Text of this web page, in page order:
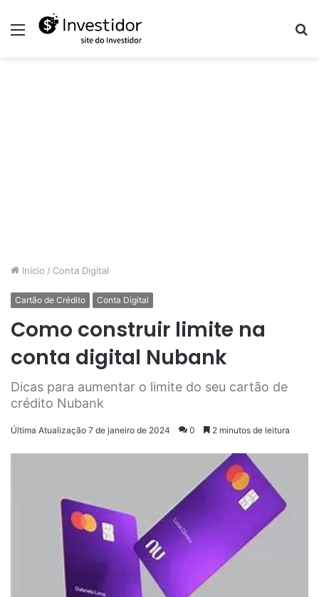
Menu
Início / Conta Digital
Cartão de Crédito Conta Digital
Como construir limite na
conta digital Nubank
Dicas para aumentar o limite do seu cartão de
crédito Nubank
Última Atualização 7 de janeiro de 2024 0 2 minutos de leitura